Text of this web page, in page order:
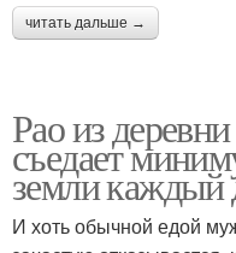
читать дальше →
Рао из
съедает
земли каждый
И хоть обычной едой